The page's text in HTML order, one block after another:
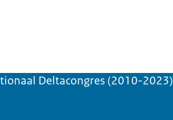
Deltacongres (2010-2023)